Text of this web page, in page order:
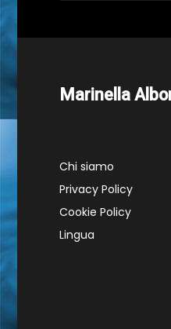
Marinella
Chi siamo
Privacy Policy
Cookie Policy
Lingua